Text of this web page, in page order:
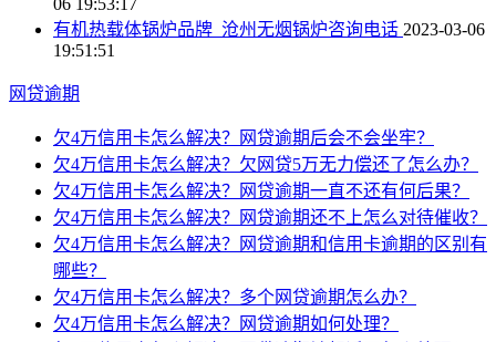
有机热载体锅炉品牌_沧州无烟锅炉咨询电话 2023-03-06
19:51:51
网贷逾期
欠4万信用卡怎么解决？网贷逾期后会不会坐牢？
欠4万信用卡怎么解决？欠网贷5万无力偿还了怎么办？
欠4万信用卡怎么解决？网贷逾期一直不还有何后果？
欠4万信用卡怎么解决？网贷逾期还不上怎么对待催收？
欠4万信用卡怎么解决？网贷逾期和信用卡逾期的区别有
哪些？
欠4万信用卡怎么解决？多个网贷逾期怎么办？
欠4万信用卡怎么解决？网贷逾期如何处理？